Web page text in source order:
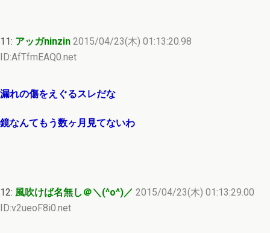
11: アッガninzin 2015/04/23(木) 01:13:20.98
ID:AfTfmEAQ0.net
漏れの傷をえぐるスレだな
鏡なんてもう数ヶ月見てないわ
12: 風吹けば名無し＠＼(^o^)／ 2015/04/23(木) 01:13:29.00
ID:v2ueoF8i0.net